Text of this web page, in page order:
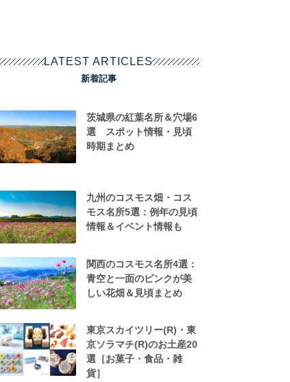
LATEST ARTICLES
新着記事
茨城県の紅葉名所＆穴場6
選 スポット情報・見頃
時期まとめ
九州のコスモス畑・コス
モス名所5選：例年の見頃
情報＆イベント情報も
関西のコスモス名所4選：
青空と一面のピンクが美
しい花畑＆見頃まとめ
東京スカイツリー(R)・東
京ソラマチ(R)のお土産20
選［お菓子・食品・雑
貨］